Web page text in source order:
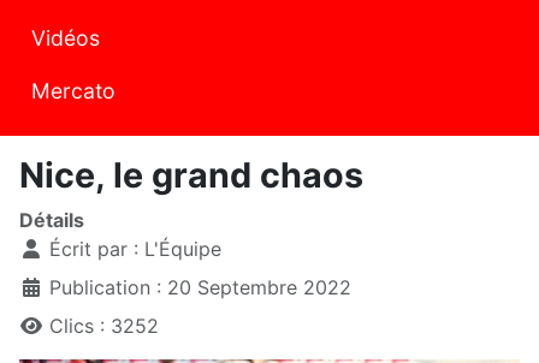
Vidéos
Mercato
Nice, le grand chaos
Détails
Écrit par : L'Équipe
Publication : 20 Septembre 2022
Clics : 3252